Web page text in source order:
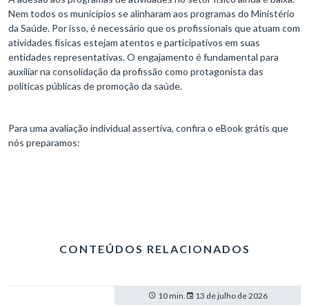
Nem todos os municípios se alinharam aos programas do Ministério
da Saúde. Por isso, é necessário que os profissionais que atuam com
atividades físicas estejam atentos e participativos em suas
entidades representativas. O engajamento é fundamental para
auxiliar na consolidação da profissão como protagonista das
políticas públicas de promoção da saúde.
Para uma avaliação individual assertiva, confira o eBook grátis que
nós preparamos:
CONTEÚDOS RELACIONADOS
10 min. 13 de julho de 2026